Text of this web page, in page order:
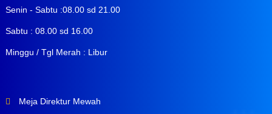
Senin - Sabtu :08.00 sd 21.00
Sabtu : 08.00 sd 16.00
Minggu / Tgl Merah : Libur
Meja Direktur Mewah